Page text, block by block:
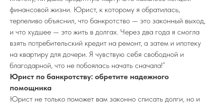
финансовой жизни. Юрист, к которому я обратилась,
терпеливо объяснил, что банкротство — это законный выход,
и что худшее — это жить в долгах. Через два года я смогла
взять потребительский кредит на ремонт, а затем и ипотеку
на квартиру для дочери. Я чувствую себя свободной и
благодарной, что не побоялась начать сначала!”
Юрист по банкротству: обретите надежного
помощника
Юрист не только поможет вам законно списать долги, но и